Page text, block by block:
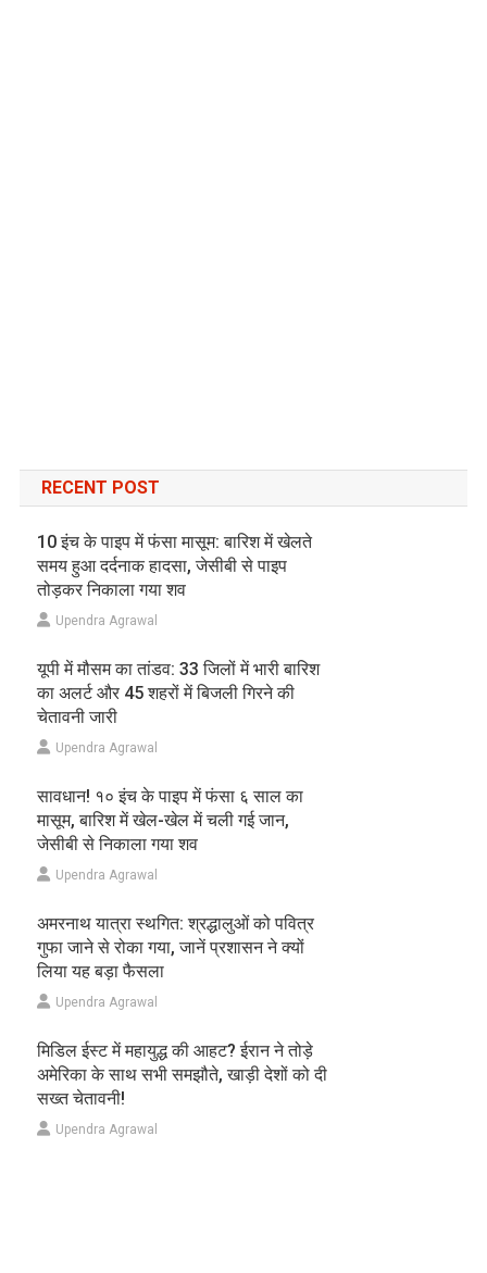
RECENT POST
10 इंच के पाइप में फंसा मासूम: बारिश में खेलते
समय हुआ दर्दनाक हादसा, जेसीबी से पाइप
तोड़कर निकाला गया शव
Upendra Agrawal
यूपी में मौसम का तांडव: 33 जिलों में भारी बारिश
का अलर्ट और 45 शहरों में बिजली गिरने की
चेतावनी जारी
Upendra Agrawal
सावधान! १० इंच के पाइप में फंसा ६ साल का
मासूम, बारिश में खेल-खेल में चली गई जान,
जेसीबी से निकाला गया शव
Upendra Agrawal
अमरनाथ यात्रा स्थगित: श्रद्धालुओं को पवित्र
गुफा जाने से रोका गया, जानें प्रशासन ने क्यों
लिया यह बड़ा फैसला
Upendra Agrawal
मिडिल ईस्ट में महायुद्ध की आहट? ईरान ने तोड़े
अमेरिका के साथ सभी समझौते, खाड़ी देशों को दी
सख्त चेतावनी!
Upendra Agrawal